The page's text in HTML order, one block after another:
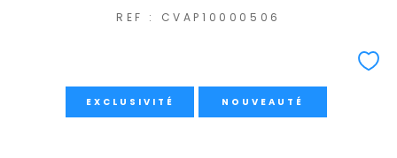
REF : CVAP10000506
EXCLUSIVITÉ NOUVEAUTÉ